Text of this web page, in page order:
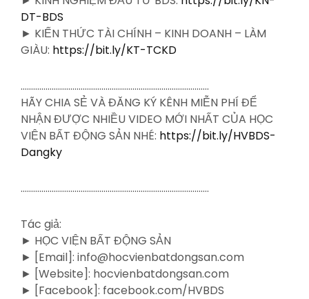
DT-BDS
► KIẾN THỨC TÀI CHÍNH – KINH DOANH – LÀM
GIÀU: https://bit.ly/KT-TCKD
……………………………………………………………………………….
HÃY CHIA SẺ VÀ ĐĂNG KÝ KÊNH MIỄN PHÍ ĐỂ
NHẬN ĐƯỢC NHIỀU VIDEO MỚI NHẤT CỦA HỌC
VIỆN BẤT ĐỘNG SẢN NHÉ: https://bit.ly/HVBDS-
Dangky
……………………………………………………………………………….
Tác giả:
► HỌC VIỆN BẤT ĐỘNG SẢN
► [Email]: info@hocvienbatdongsan.com
► [Website]: hocvienbatdongsan.com
► [Facebook]: facebook.com/HVBDS